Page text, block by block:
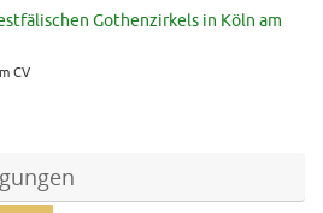
Gothenzirkels in Köln am
CV